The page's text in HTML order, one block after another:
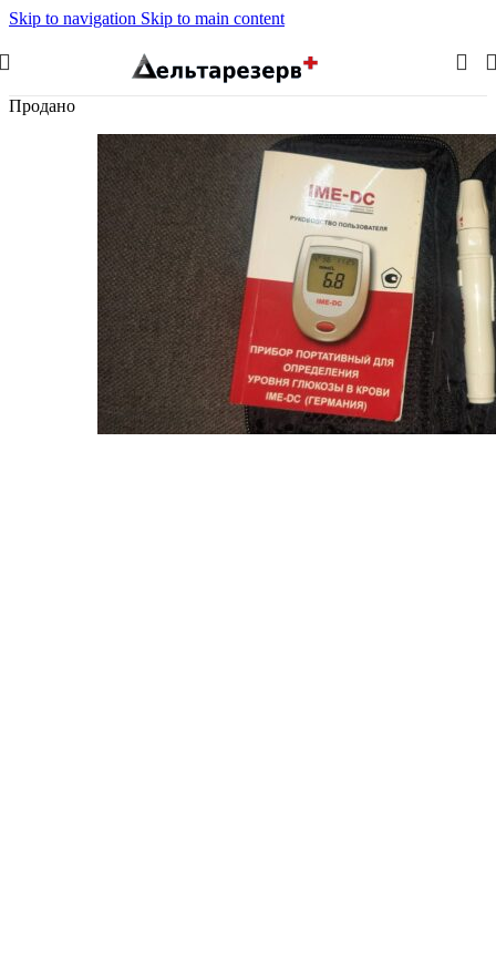
Skip to navigation Skip to main content
Продано